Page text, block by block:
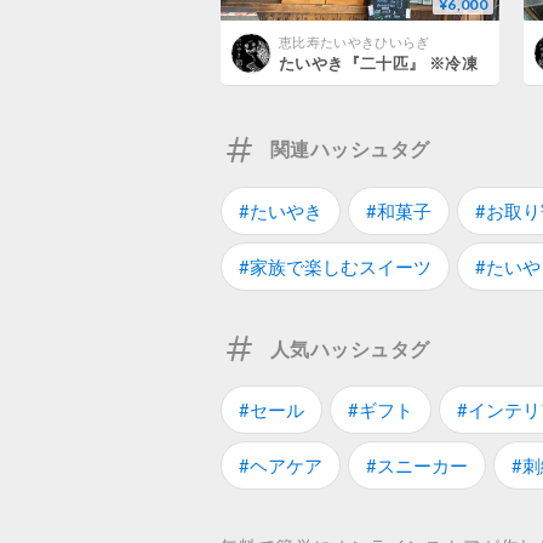
¥6,000
恵比寿たいやきひいらぎ
たいやき『二十匹』 ※冷凍
関連ハッシュタグ
#たいやき #和菓子 #お取
#家族で楽しむスイーツ #たい
人気ハッシュタグ
#セール #ギフト #インテ
#ヘアケア #スニーカー #